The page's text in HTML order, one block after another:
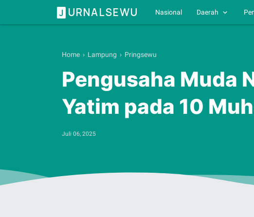
J URNALSEWU Nasional Daerah
Home › Lampung › Pringsewu
Pengusaha Muda
Yatim pada 10
Juli 06, 2025